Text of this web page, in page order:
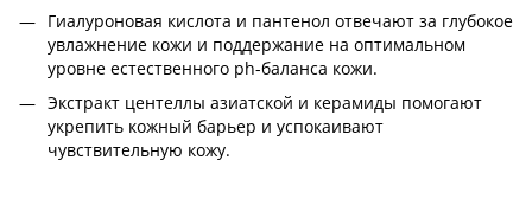
Гиалуроновая кислота и пантенол отвечают за глубокое
увлажнение кожи и поддержание на оптимальном
уровне естественного ph-баланса кожи.
Экстракт центеллы азиатской и керамиды помогают
укрепить кожный барьер и успокаивают
чувствительную кожу.